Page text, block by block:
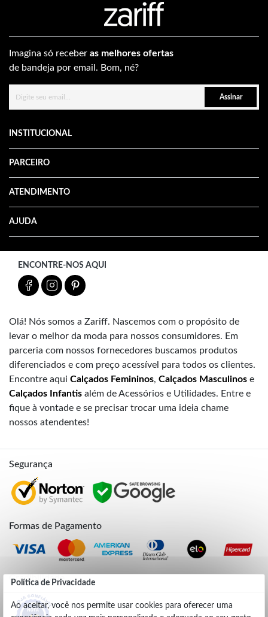
Política de Privacidade
Ao aceitar, você nos permite usar cookies para oferecer uma
Imagina só receber as melhores ofertas
de bandeja por email. Bom, né?
Assinar
INSTITUCIONAL
PARCEIRO
ATENDIMENTO
AJUDA
ENCONTRE-NOS AQUI
Olá! Nós somos a Zariff. Nascemos com o propósito de
levar o melhor da moda para nossos consumidores. Em
parceria com nossos fornecedores buscamos produtos
diferenciados e com preço acessível para todos os clientes.
Encontre aqui Calçados Femininos, Calçados Masculinos e
Calçados Infantis além de Acessórios e Utilidades. Entre e
fique à vontade e se precisar trocar uma ideia chame
nossos atendentes!
Segurança
Formas de Pagamento
Credibilidade